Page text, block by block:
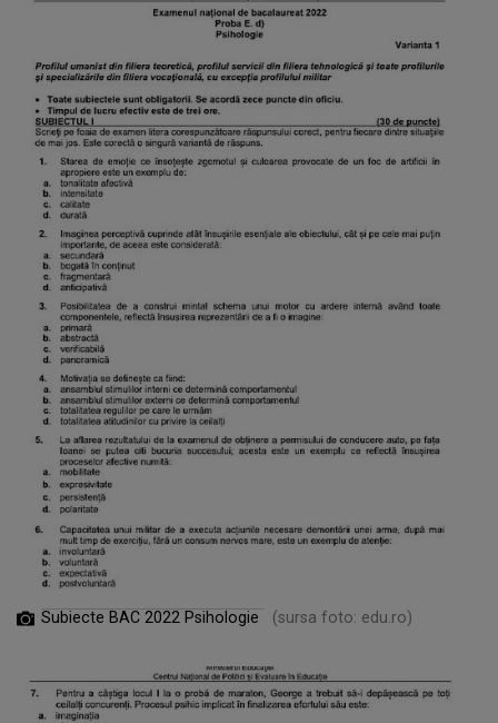
Subiecte BAC 2022 Psihologie (sursa foto: edu.ro)